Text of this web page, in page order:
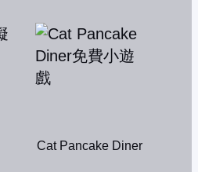
Cat Pancake Diner